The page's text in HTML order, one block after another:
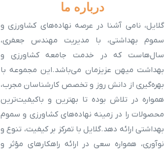
درباره ما
گلایل، نامی آشنا در عرصه نهاده‌های کشاورزی و
سموم بهداشتی، با مدیریت مهندس جعفری،
سال‌هاست که در خدمت جامعه کشاورزی و
بهداشت میهن عزیزمان می‌باشد.این مجموعه با
بهره‌گیری از دانش روز و تخصص کارشناسان مجرب،
همواره در تلاش بوده تا بهترین و باکیفیت‌ترین
محصولات را در زمینه نهاده‌های کشاورزی و سموم
بهداشتی ارائه دهد.گلایل با تمرکز بر کیفیت، تنوع و
نوآوری، همواره سعی در ارائه راهکارهای مؤثر و